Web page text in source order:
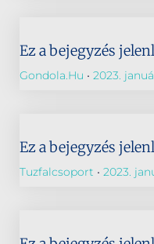
Ez a bejegyzés
Gondola.hu 2023.
Ez a bejegyzés
Tuzfalcsoport 2023.